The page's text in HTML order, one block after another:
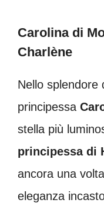
Carolina di
Charlène
Nello splendore
principessa
stella più
principessa di
ancora una
eleganza